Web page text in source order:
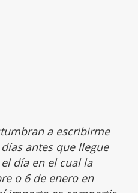
a escribirme
antes que llegue
día en el cual la
o 6 de enero en